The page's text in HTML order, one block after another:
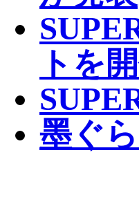
トを
墨ぐ